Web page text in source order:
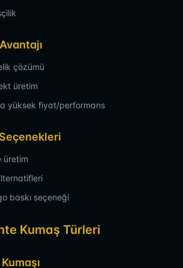
çözümü
üretim
yüksek fiyat/performans
üretim
baskı seçeneği
Kumaş Türleri